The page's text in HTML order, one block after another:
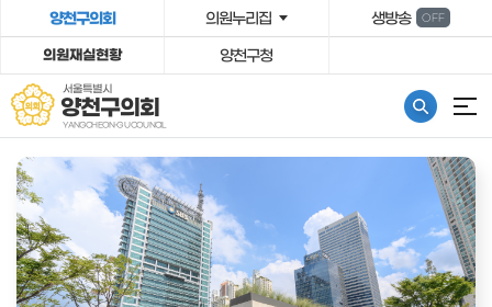
º»¹®¹ٷΰ¡±â
양천구의회 의원누리집 생방송 OFF
의원재실현황 양천구청
서울특별시
양천구의회
YANGCHEON-GU COUNCIL